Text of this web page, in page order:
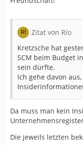
Zitat von Río
Kretzsche hat
SCM beim Budget
sein dürfte.
Ich gehe davon
Da muss man kein
Die jeweils letzten